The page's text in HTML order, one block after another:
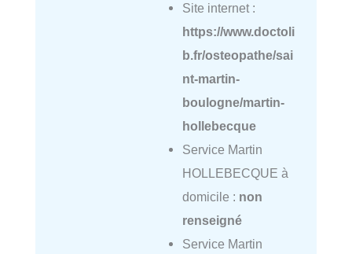
Site internet :
https://www.doctoli
b.fr/osteopathe/sai
nt-martin-
boulogne/martin-
hollebecque
Service Martin
HOLLEBECQUE à
domicile : non
renseigné
Service Martin